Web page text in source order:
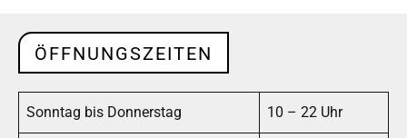
ÖFFNUNGSZEITEN
Sonntag bis Donnerstag 10 – 22 Uhr